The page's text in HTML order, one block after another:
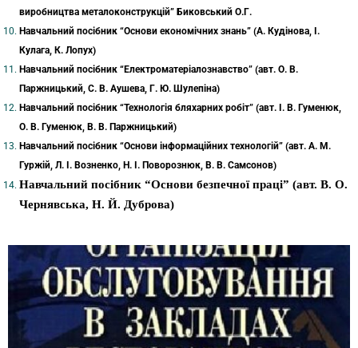
виробництва металоконструкцій” Биковський О.Г.
Навчальний посібник “Основи економічних знань” (А. Кудінова, І.
Кулага, К. Лопух)
Навчальний посібник “Електроматеріалознавство” (авт. О. В.
Паржницький, С. В. Аушева, Г. Ю. Шулепіна)
Навчальний посібник “Технологія бляхарних робіт” (авт. І. В. Гуменюк,
О. В. Гуменюк, В. В. Паржницький)
Навчальний посібник “Основи інформаційних технологій” (авт. А. М.
Гуржій, Л. І. Возненко, Н. І. Поворознюк, В. В. Самсонов)
Навчальний посібник “Основи безпечної праці” (авт. В. О.
Чернявська, Н. Й. Дуброва)